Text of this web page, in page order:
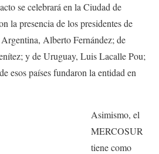
se celebrará en la Ciudad de
la presencia de los presidentes de
Alberto Fernández; de
y de Uruguay, Luis Lacalle Pou;
esos países fundaron la entidad en
Asimismo, el
MERCOSUR
tiene como